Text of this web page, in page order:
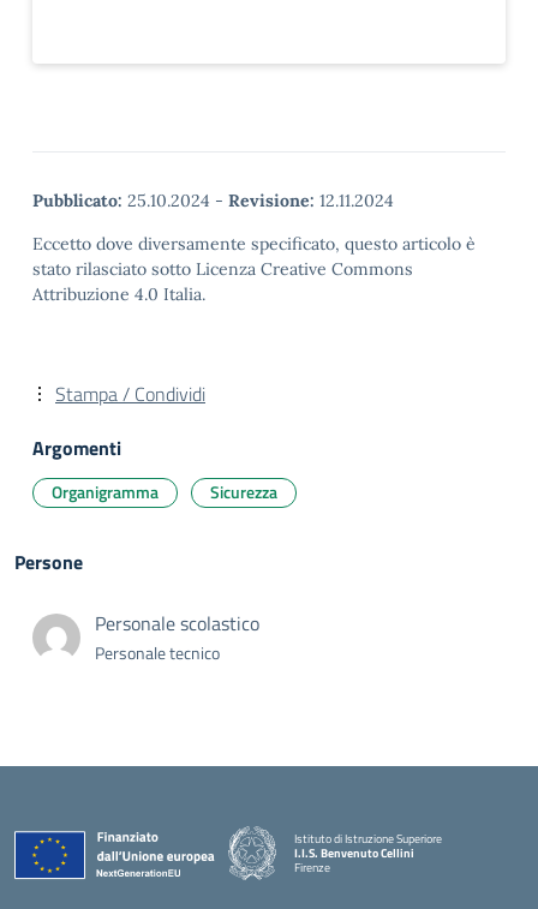
Pubblicato: 25.10.2024 - Revisione: 12.11.2024
Eccetto dove diversamente specificato, questo articolo è
stato rilasciato sotto Licenza Creative Commons
Attribuzione 4.0 Italia.
Stampa / Condividi
Argomenti
Organigramma Sicurezza
Persone
Personale scolastico
Personale tecnico
Istituto di Istruzione Superiore
I.I.S. Benvenuto Cellini
Firenze